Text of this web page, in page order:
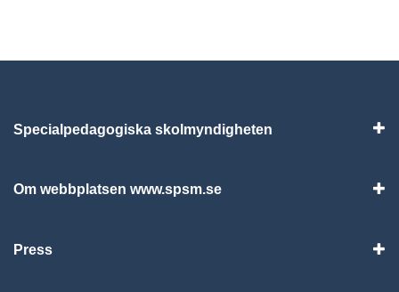
Specialpedagogiska skolmyndigheten
Om webbplatsen www.spsm.se
Press